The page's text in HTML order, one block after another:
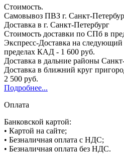
Стоимость.
Самовывоз ПВЗ г. Санкт-
Доставка в г. Санкт-Петербург
Стоимость доставки по СПб в
Экспресс-Доставка на
пределах КАД - 1 600 руб.
Доставка в дальние районы
Доставка в ближний круг
2 500 руб.
Подробнее...
Оплата
Банковской картой:
• Картой на сайте;
• Безналичная оплата с НДС;
• Безналичная оплата без НДС.